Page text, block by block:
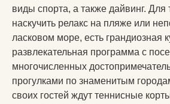
виды спорта, а также дайвинг. Для
наскучить релакс на пляже или
ласковом море, есть грандиозная
развлекательная программа с
многочисленных
прогулками по знаменитым
своих гостей ждут теннисные